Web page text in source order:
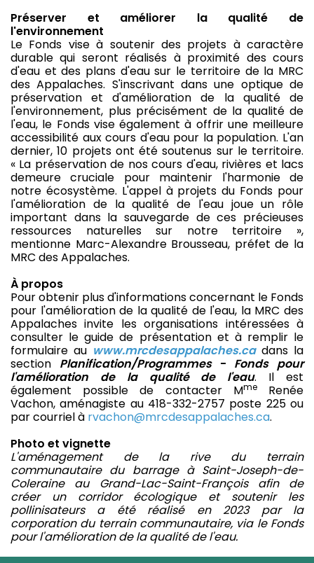
Préserver et améliorer la qualité de
l'environnement
Le Fonds vise à soutenir des projets à caractère
durable qui seront réalisés à proximité des cours
d'eau et des plans d'eau sur le territoire de la MRC
des Appalaches. S'inscrivant dans une optique de
préservation et d'amélioration de la qualité de
l'environnement, plus précisément de la qualité de
l'eau, le Fonds vise également à offrir une meilleure
accessibilité aux cours d'eau pour la population. L'an
dernier, 10 projets ont été soutenus sur le territoire.
« La préservation de nos cours d'eau, rivières et lacs
demeure cruciale pour maintenir l'harmonie de
notre écosystème. L'appel à projets du Fonds pour
l'amélioration de la qualité de l'eau joue un rôle
important dans la sauvegarde de ces précieuses
ressources naturelles sur notre territoire »,
mentionne Marc-Alexandre Brousseau, préfet de la
MRC des Appalaches.
À propos
Pour obtenir plus d'informations concernant le Fonds
pour l'amélioration de la qualité de l'eau, la MRC des
Appalaches invite les organisations intéressées à
consulter le guide de présentation et à remplir le
formulaire au www.mrcdesappalaches.cadans la
section Planification/Programmes- Fonds pour
l'amélioration de la qualité de l'eau. Il est
également possible de contacter MmeRenée
Vachon, aménagiste au 418-332-2757 poste 225 ou
par courriel à rvachon@mrcdesappalaches.ca.
Photo et vignette
L'aménagement de la rive du terrain
communautaire du barrage à Saint-Joseph-de-
Coleraine au Grand-Lac-Saint-François afin de
créer un corridor écologique et soutenir les
pollinisateurs a été réalisé en 2023 par la
corporation du terrain communautaire, via le Fonds
pour l'amélioration de la qualité de l'eau.